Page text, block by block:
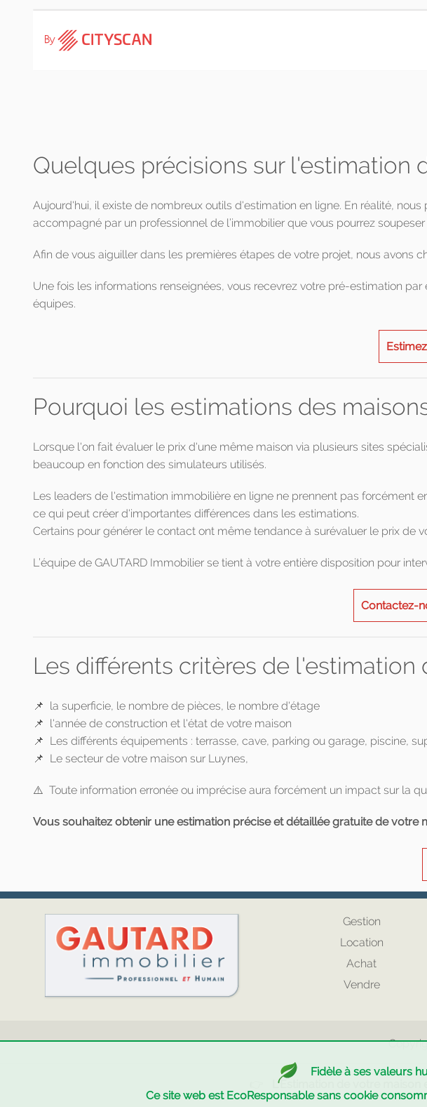
Quelques précisions sur l'estimation
Aujourd'hui, il existe de nombreux outils d'estimation en ligne. En réalité,
accompagné par un professionnel de l’immobilier que vous pourrez
Afin de vous aiguiller dans les premières étapes de votre projet, nous avons
Une fois les informations renseignées, vous recevrez votre pré-estimation
équipes.
Pourquoi les estimations des
Lorsque l'on fait évaluer le prix d'une même maison via plusieurs sites
beaucoup en fonction des simulateurs utilisés.
Les leaders de l'estimation immobilière en ligne ne prennent pas forcément
ce qui peut créer d'importantes différences dans les estimations.
Certains pour générer le contact ont même tendance à surévaluer le prix de
L’équipe de GAUTARD Immobilier se tient à votre entière disposition pour
Contactez-
Les différents critères de l'estimation
📌 la superficie, le nombre de pièces, le nombre d'étage
📌 l'année de construction et l'état de votre maison
📌 Les différents équipements : terrasse, cave, parking ou garage, piscine,
📌 Le secteur de votre maison sur Luynes,
⚠️ Toute information erronée ou imprécise aura forcément un impact sur la
Vous souhaitez obtenir une estimation précise et détaillée gratuite de votre
Fidèle à ses valeurs
Ce site web est EcoResponsable sans cookie
Gestion
Location
Achat
Vendre
L'Estimation de votre